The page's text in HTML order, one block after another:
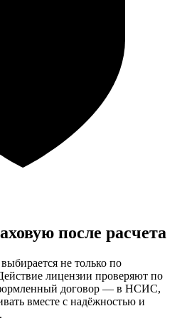
после расчета
не только по
лицензии проверяют по
договор — в НСИС,
вместе с надёжностью и